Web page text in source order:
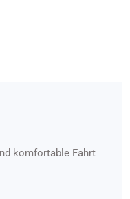
komfortable Fahrt